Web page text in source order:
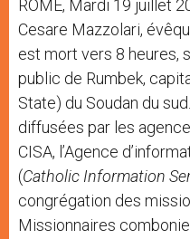
r
ROME, Mardi 19 juillet
Cesare Mazzolari,
est mort vers 8 heures,
public de Rumbek,
State) du Soudan du
diffusées par les
CISA, l’Agence
(Catholic Information
congrégation des
Missionnaires